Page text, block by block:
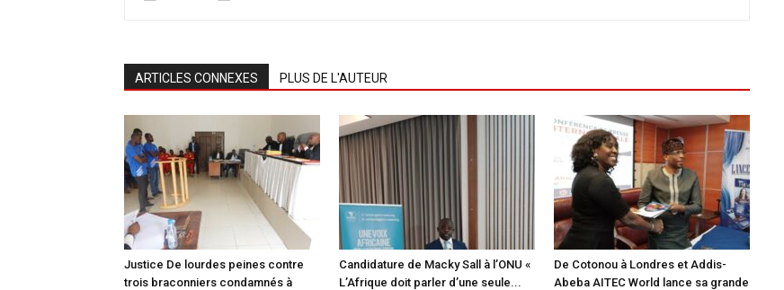
ARTICLES CONNEXES PLUS DE L'AUTEUR
Justice De lourdes peines contre
trois braconniers condamnés à
Candidature de Macky Sall à l’ONU «
L’Afrique doit parler d’une seule...
De Cotonou à Londres et Addis-
Abeba AITEC World lance sa grande